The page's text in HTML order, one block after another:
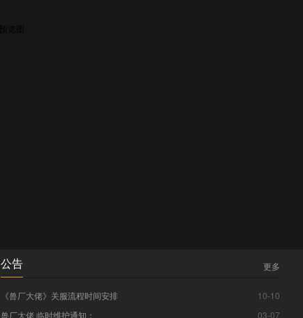
公告 更多
10-10
《兽厂大佬》关服流程时间安排
03-07
兽厂大佬 临时维护通知：